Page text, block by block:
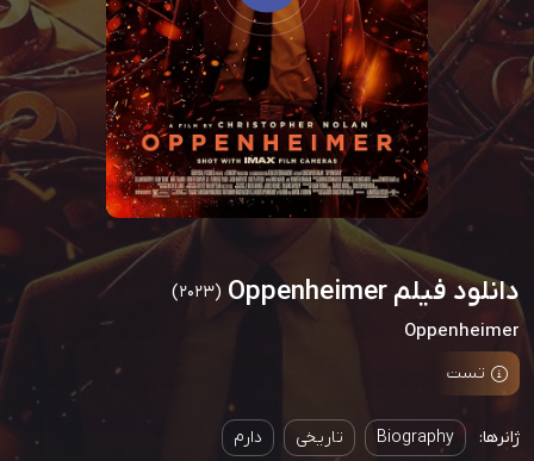
دانلود فیلم Oppenheimer (2023)
Oppenheimer
تست
ژانرها: Biography تاریخی دارم